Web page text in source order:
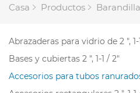
Casa Productos
Abrazaderas para vidrio de 2 ", 1-
Bases y cubiertas 2 ", 1-1 / 2"
Accesorios para tubos ranurados